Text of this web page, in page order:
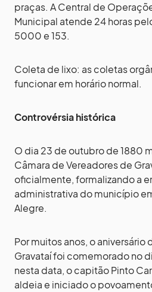
praças. A Central de
Municipal atende 24 horas
5000 e 153.
Coleta de lixo: as coletas
funcionar em horário normal.
Controvérsia histórica
O dia 23 de outubro de 1880
Câmara de Vereadores de
oficialmente, formalizando a
administrativa do município
Alegre.
Por muitos anos, o
Gravataí foi comemorado no
nesta data, o capitão Pinto
aldeia e iniciado o